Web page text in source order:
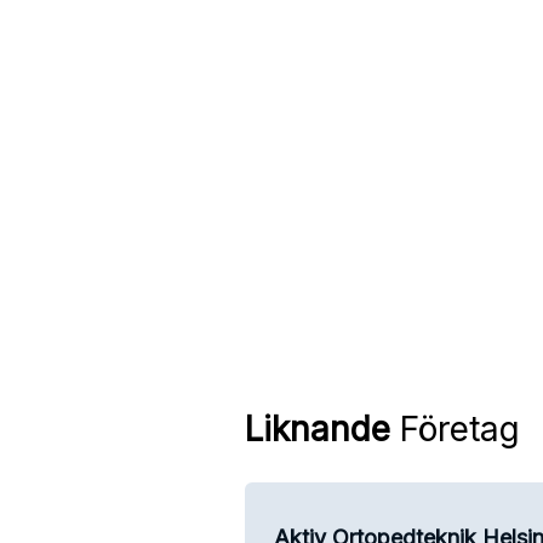
LiknandeFöretag
Aktiv Ortopedteknik